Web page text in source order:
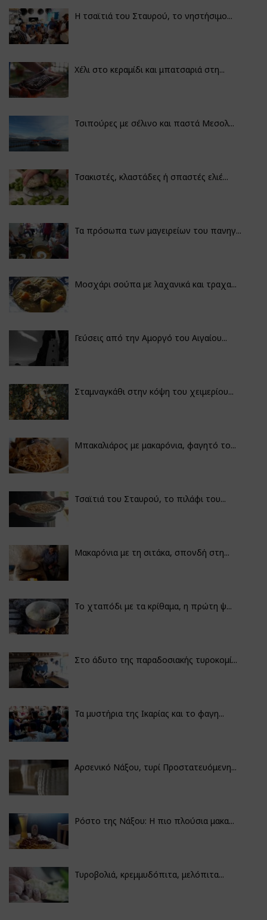
Η τσαϊτιά του Σταυρού, το νηστήσιμο...
Χέλι στο κεραμίδι και μπατσαριά στη...
Τσιπούρες με σέλινο και παστά Μεσολ...
Τσακιστές, κλαστάδες ή σπαστές ελιέ...
Τα πρόσωπα των μαγειρείων του πανηγ...
Μοσχάρι σούπα με λαχανικά και τραχα...
Γεύσεις από την Αμοργό του Αιγαίου...
Σταμναγκάθι στην κόψη του χειμερίου...
Μπακαλιάρος με μακαρόνια, φαγητό το...
Τσαϊτιά του Σταυρού, το πιλάφι του...
Μακαρόνια με τη σιτάκα, σπονδή στη...
Το χταπόδι με τα κρίθαμα, η πρώτη ψ...
Στο άδυτο της παραδοσιακής τυροκομί...
Τα μυστήρια της Ικαρίας και το φαγη...
Αρσενικό Νάξου, τυρί Προστατευόμενη...
Ρόστο της Νάξου: Η πιο πλούσια μακα...
Τυροβολιά, κρεμμυδόπιτα, μελόπιτα...